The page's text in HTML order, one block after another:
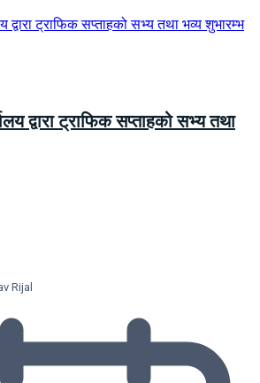
द्वारा ट्राफिक सप्ताहको सभ्य तथा
Rijal